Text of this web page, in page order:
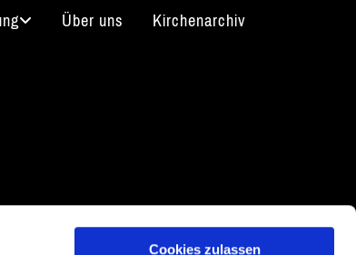
Cookies zulassen
Über uns
Kirchenarchiv